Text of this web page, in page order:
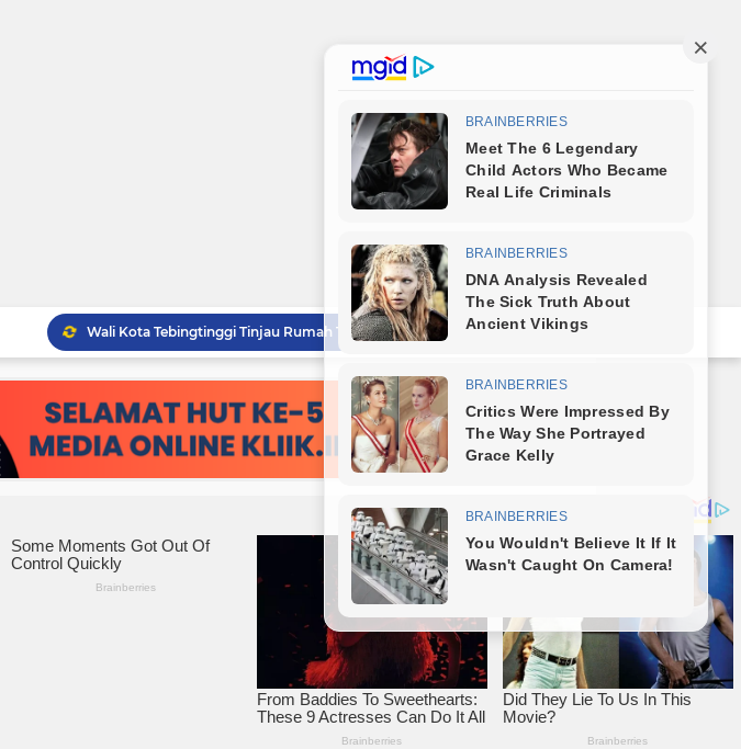
Wali Kota Tebingtinggi Tinjau Rumah Tidak Layak Huni, Warga Sampaikan Apresiasi
Wali Kota Tebingtinggi Sampaikan Ranperda Pertanggungjawaban APBD 2025
Sambut HUT RI ke-81, Wali Kota Tebingtinggi Bagikan Bendera Merah Putih Kepada Masyarakat
Wali Kota Tebingtinggi Lepas Kontingen Jambore Nasional Gerakan Pramuka XII Tahun 2026
Pemko Tebingtinggi Komitmen Percepatan Turunkan Stunting
Bareng Kapolres dan Dandim, Wali Kota Tebingtinggi Jamu Taruna AKPOL di Rumah Dinas
Sat Reskrim Polres Tebingtinggi Selesaikan Kasus Pengeroyokan Melalui Restorative Justice